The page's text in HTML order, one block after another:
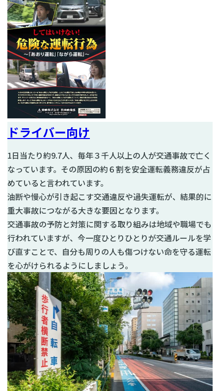
ドライバー向け
1日当たり約9.7人、毎年３千人以上の人が交通事故で亡く
なっています。その原因の約６割を安全運転義務違反が占
めていると言われています。
油断や慢心が引き起こす交通違反や過失運転が、結果的に
重大事故につながる大きな要因となります。
交通事故の予防と対策に関する取り組みは地域や職場でも
行われていますが、今一度ひとりひとりが交通ルールを学
び直すことで、自分も周りの人も傷つけない命を守る運転
を心がけられるようにしましょう。